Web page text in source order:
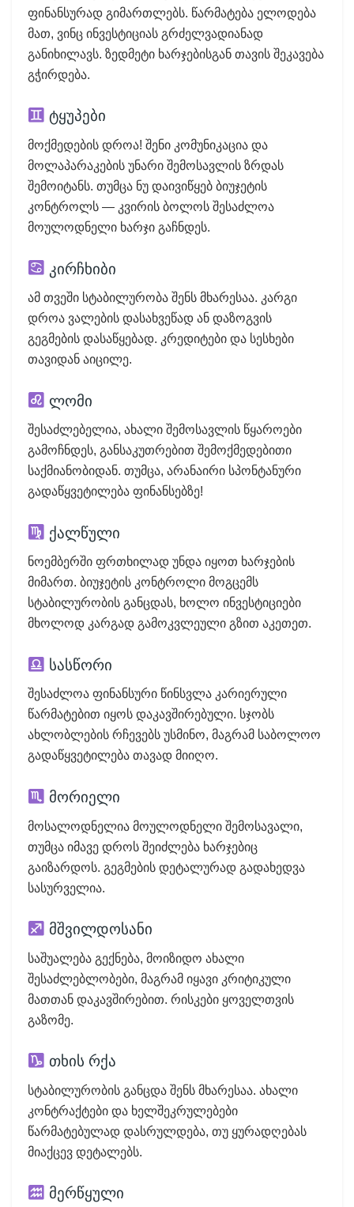
ფინანსურად გიმართლებს. წარმატება ელოდება
მათ, ვინც ინვესტიციას გრძელვადიანად
განიხილავს. ზედმეტი ხარჯებისგან თავის შეკავება
გჭირდება.
ტყუპები
მოქმედების დროა! შენი კომუნიკაცია და
მოლაპარაკების უნარი შემოსავლის ზრდას
შემოიტანს. თუმცა ნუ დაივიწყებ ბიუჯეტის
კონტროლს — კვირის ბოლოს შესაძლოა
მოულოდნელი ხარჯი გაჩნდეს.
კირჩხიბი
ამ თვეში სტაბილურობა შენს მხარესაა. კარგი
დროა ვალების დასახვეწად ან დაზოგვის
გეგმების დასაწყებად. კრედიტები და სესხები
თავიდან აიცილე.
ლომი
შესაძლებელია, ახალი შემოსავლის წყაროები
გამოჩნდეს, განსაკუთრებით შემოქმედებითი
საქმიანობიდან. თუმცა, არანაირი სპონტანური
გადაწყვეტილება ფინანსებზე!
ქალწული
ნოემბერში ფრთხილად უნდა იყოთ ხარჯების
მიმართ. ბიუჯეტის კონტროლი მოგცემს
სტაბილურობის განცდას, ხოლო ინვესტიციები
მხოლოდ კარგად გამოკვლეული გზით აკეთეთ.
სასწორი
შესაძლოა ფინანსური წინსვლა კარიერული
წარმატებით იყოს დაკავშირებული. სჯობს
ახლობლების რჩევებს უსმინო, მაგრამ საბოლოო
გადაწყვეტილება თავად მიიღო.
მორიელი
მოსალოდნელია მოულოდნელი შემოსავალი,
თუმცა იმავე დროს შეიძლება ხარჯებიც
გაიზარდოს. გეგმების დეტალურად გადახედვა
სასურველია.
მშვილდოსანი
საშუალება გექნება, მოიზიდო ახალი
შესაძლებლობები, მაგრამ იყავი კრიტიკული
მათთან დაკავშირებით. რისკები ყოველთვის
გაზომე.
თხის რქა
სტაბილურობის განცდა შენს მხარესაა. ახალი
კონტრაქტები და ხელშეკრულებები
წარმატებულად დასრულდება, თუ ყურადღებას
მიაქცევ დეტალებს.
მერწყული